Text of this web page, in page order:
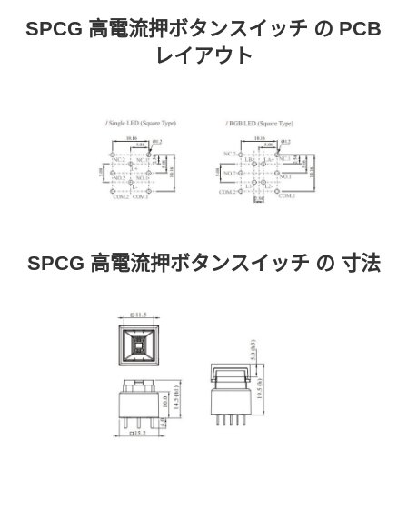
SPCG 高電流押ボタンスイッチ の PCB
レイアウト
SPCG 高電流押ボタンスイッチ の 寸法